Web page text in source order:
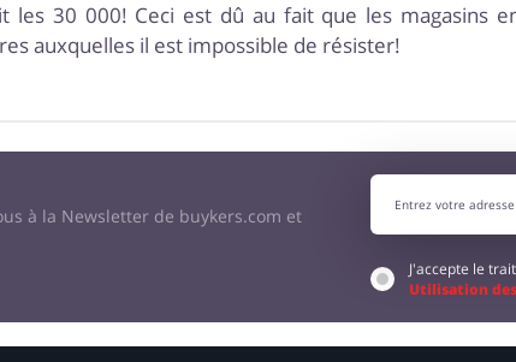
les 30 000! Ceci est dû au fait que les magasins
auxquelles il est impossible de résister!
à la Newsletter de buykers.com et
J'accepte le
Utilisation